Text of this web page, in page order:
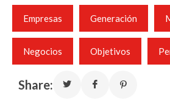
Empresas Generación
Negocios Objetivos
Share: